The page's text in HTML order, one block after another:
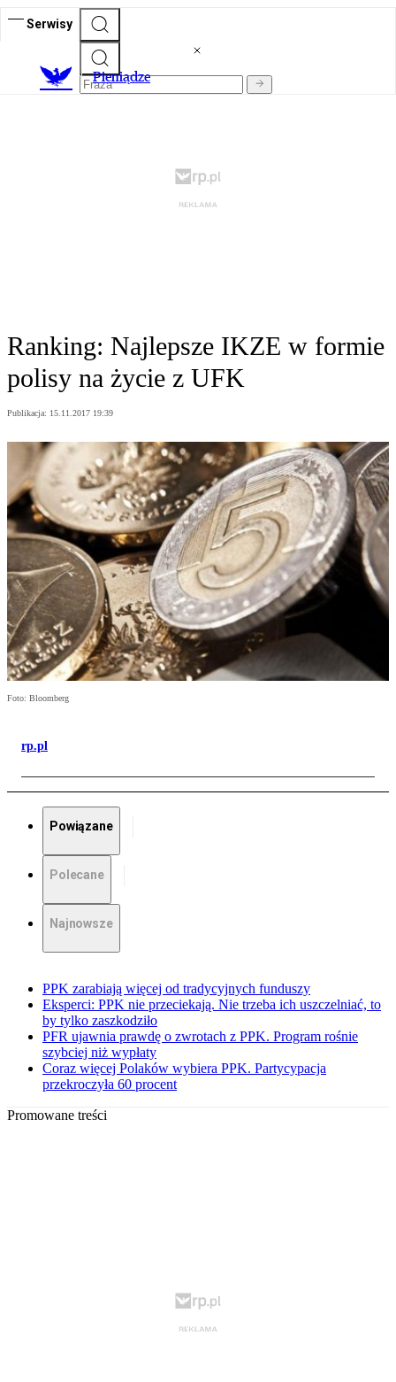
Serwisy
Pieniądze
Ranking: Najlepsze IKZE w formie
polisy na życie z UFK
Publikacja: 15.11.2017 19:39
Foto: Bloomberg
rp.pl
Powiązane
Polecane
Najnowsze
PPK zarabiają więcej od tradycyjnych funduszy
Eksperci: PPK nie przeciekają. Nie trzeba ich uszczelniać, to
by tylko zaszkodziło
PFR ujawnia prawdę o zwrotach z PPK. Program rośnie
szybciej niż wypłaty
Coraz więcej Polaków wybiera PPK. Partycypacja
przekroczyła 60 procent
Promowane treści